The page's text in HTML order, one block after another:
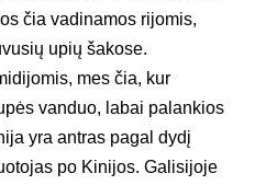
čia vadinamos rijomis,
upių šakose.
mes čia, kur
vanduo, labai palankios
yra antras pagal dydį
po Kinijos. Galisijoje